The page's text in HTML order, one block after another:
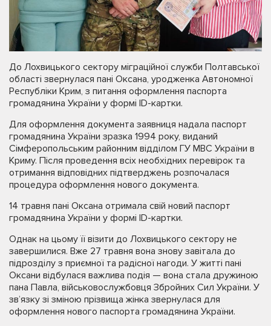
До Лохвицького сектору міграційної служби Полтавської
області звернулася пані Оксана, уродженка Автономної
Республіки Крим, з питання оформлення паспорта
громадянина України у формі ID-картки.
Для оформлення документа заявниця надала паспорт
громадянина України зразка 1994 року, виданий
Сімферопольським районним відділом ГУ МВС України в
Криму. Після проведення всіх необхідних перевірок та
отримання відповідних підтверджень розпочалася
процедура оформлення нового документа.
14 травня пані Оксана отримала свій новий паспорт
громадянина України у формі ID-картки.
Однак на цьому її візити до Лохвицького сектору не
завершилися. Вже 27 травня вона знову завітала до
підрозділу з приємної та радісної нагоди. У житті пані
Оксани відбулася важлива подія — вона стала дружиною
пана Павла, військовослужбовця Збройних Сил України. У
зв’язку зі зміною прізвища жінка звернулася для
оформлення нового паспорта громадянина України.